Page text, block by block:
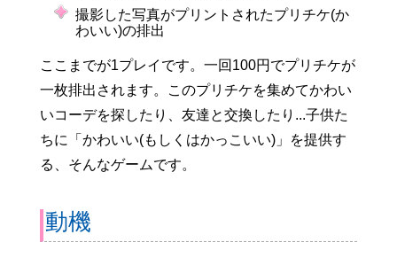
撮影した写真がプリントされたプリチケ(か
わいい)の排出
ここまでが1プレイです。一回100円でプリチケが
一枚排出されます。このプリチケを集めてかわい
いコーデを探したり、友達と交換したり...子供た
ちに「かわいい(もしくはかっこいい)」を提供す
る、そんなゲームです。
動機